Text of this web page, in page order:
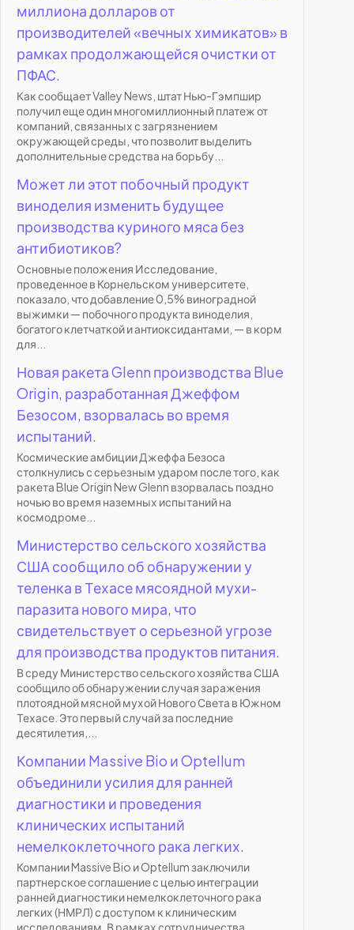
миллиона долларов от
производителей «вечных химикатов» в
рамках продолжающейся очистки от
ПФАС.
Как сообщает Valley News, штат Нью-Гэмпшир
получил еще один многомиллионный платеж от
компаний, связанных с загрязнением
окружающей среды, что позволит выделить
дополнительные средства на борьбу...
Может ли этот побочный продукт
виноделия изменить будущее
производства куриного мяса без
антибиотиков?
Основные положения Исследование,
проведенное в Корнельском университете,
показало, что добавление 0,5% виноградной
выжимки — побочного продукта виноделия,
богатого клетчаткой и антиоксидантами, — в корм
для...
Новая ракета Glenn производства Blue
Origin, разработанная Джеффом
Безосом, взорвалась во время
испытаний.
Космические амбиции Джеффа Безоса
столкнулись с серьезным ударом после того, как
ракета Blue Origin New Glenn взорвалась поздно
ночью во время наземных испытаний на
космодроме...
Министерство сельского хозяйства
США сообщило об обнаружении у
теленка в Техасе мясоядной мухи-
паразита нового мира, что
свидетельствует о серьезной угрозе
для производства продуктов питания.
В среду Министерство сельского хозяйства США
сообщило об обнаружении случая заражения
плотоядной мясной мухой Нового Света в Южном
Техасе. Это первый случай за последние
десятилетия,...
Компании Massive Bio и Optellum
объединили усилия для ранней
диагностики и проведения
клинических испытаний
немелкоклеточного рака легких.
Компании Massive Bio и Optellum заключили
партнерское соглашение с целью интеграции
ранней диагностики немелкоклеточного рака
легких (НМРЛ) с доступом к клиническим
исследованиям. В рамках сотрудничества...